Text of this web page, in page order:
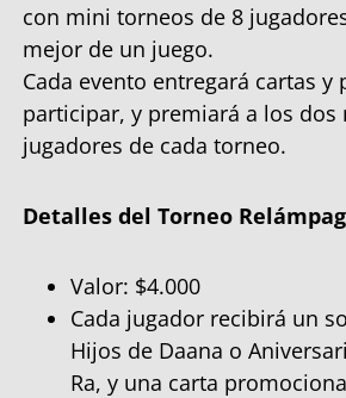
con mini torneos de 8
mejor de un juego.
Cada evento entregará cartas
participar, y premiará a los dos
jugadores de cada torneo.
Detalles del Torneo
Valor: $4.000
Cada jugador recibirá un
Hijos de Daana o
Ra, y una carta